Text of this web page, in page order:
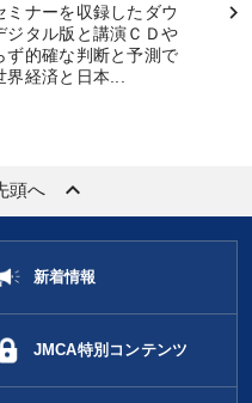
ナーを収録したダウ
ジタル版と講演ＣＤや
ず的確な判断と予測で
経済と日本...
頭へ keyboard_arrow_up
新着情報
JMCA特別コンテンツ